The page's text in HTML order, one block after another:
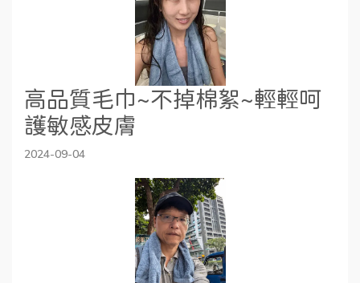
高品質毛巾~不掉棉絮~輕輕呵
護敏感皮膚
2024-09-04